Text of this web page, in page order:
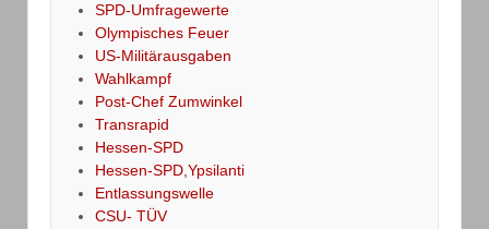
SPD-Umfragewerte
Olympisches Feuer
US-Militärausgaben
Wahlkampf
Post-Chef Zumwinkel
Transrapid
Hessen-SPD
Hessen-SPD,Ypsilanti
Entlassungswelle
CSU- TÜV